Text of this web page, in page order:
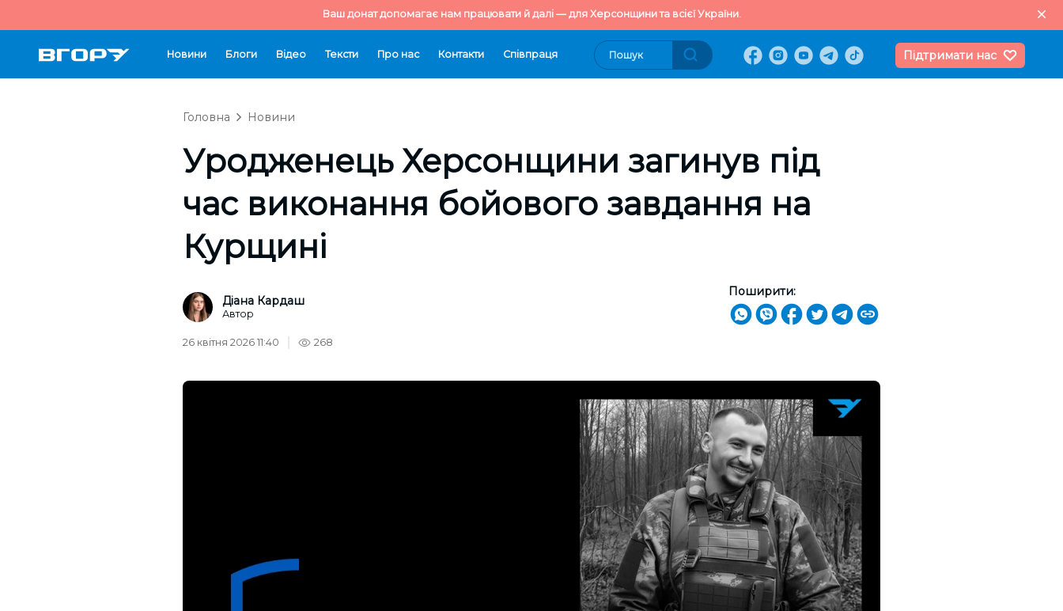
Ваш донат допомагає нам працювати й далі — для Херсонщини та всієї України.
Новини Блоги Відео Тексти Про нас Контакти Cпівпраця Підтримати нас
Головна Новини
Уродженець Херсонщини загинув під
час виконання бойового завдання на
Курщині
Діана Кардаш
Автор
Поширити:
26 квітня 2026 11:40 268